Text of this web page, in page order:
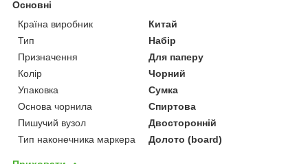
Основні
Країна виробник
Китай
Тип
Набір
Призначення
Для паперу
Колір
Чорний
Упаковка
Сумка
Основа чорнила
Спиртова
Пишучий вузол
Двосторонній
Тип наконечника маркера
Долото (board)